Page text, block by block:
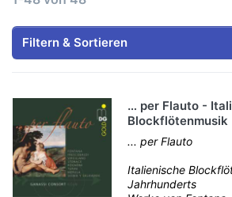
Filtern & Sortieren
… per Flauto -
Blockflötenmusik
... per Flauto
Italienische
Jahrhunderts